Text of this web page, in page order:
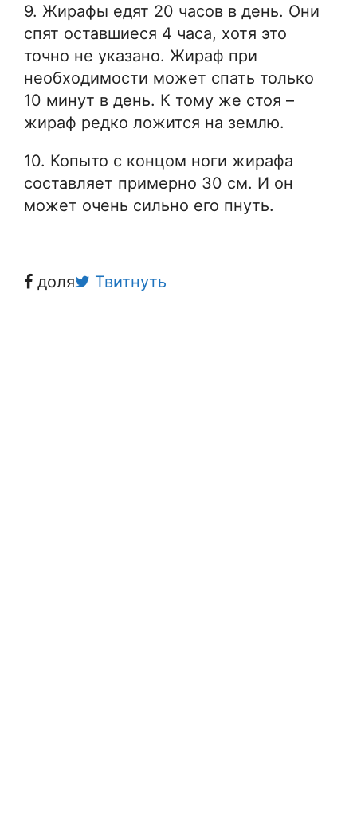
9. Жирафы едят 20 часов в день. Они
спят оставшиеся 4 часа, хотя это
точно не указано. Жираф при
необходимости может спать только
10 минут в день. К тому же стоя –
жираф редко ложится на землю.
10. Копыто с концом ноги жирафа
составляет примерно 30 см. И он
может очень сильно его пнуть.
доля Твитнуть